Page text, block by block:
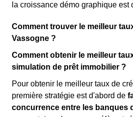
la croissance démo graphique est
Comment trouver le meilleur
Vassogne ?
Comment obtenir le meilleur
simulation de prêt immobilier ?
Pour obtenir le meilleur taux de
première stratégie est d'abord de
concurrence entre les banques